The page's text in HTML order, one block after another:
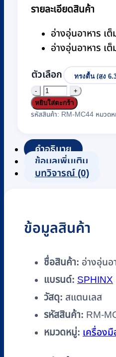
รายละเอียดสินค้า
อ่างอุ่นอาหาร เ
อ่างอุ่นอาหาร เ
ตัวเลือก
จำนวน
อ่าง
อุ่น
เต็ม
ใบ
ส
SPHINX
รหัส
MC44
ชิ้น
หยิบใส่ตะกร้า
รหัสสินค้า: RM-MC44 หมวดห
คำอธิบาย
ข้อมูลเพิ่มเติม
บทวิจารณ์ (0)
ข้อมูลสินค้า
ชื่อสินค้า: อ่างอุ่นอ
แบรนด์: SPHINX
วัสดุ: สแตนเลส
รหัสสินค้า: RM-
หมวดหมู่: เครื่อง